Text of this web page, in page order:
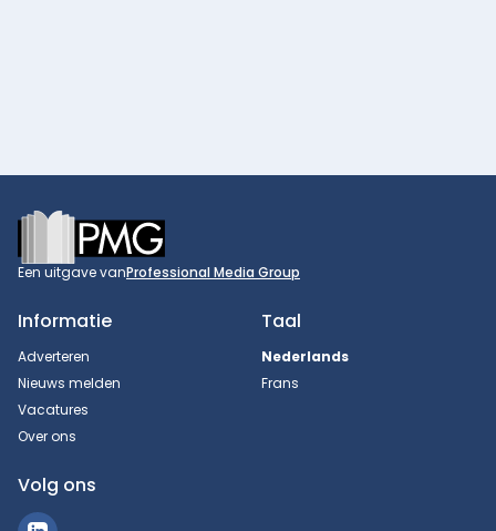
Footer
Een uitgave vanProfessional Media Group
Informatie
Adverteren
Nieuws melden
Vacatures
Over ons
Taal
Nederlands
Frans
Volg ons